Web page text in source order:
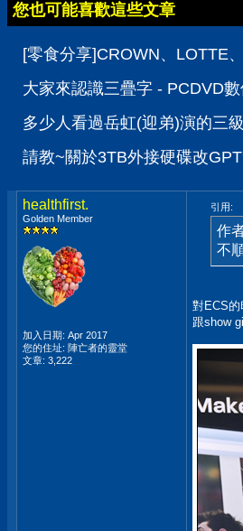
您也可能喜歡這些文章
[零食分享]CROWN、LOTTE
大家來認識三疊字 - PCDVD
多少人看過岳虹(迎弟)演的三
請教~關於3TB外接硬碟改
healthfirst.
Golden Member
加入日期: Apr 2017
您的住址: 陣亡者的靈堂
文章: 3,222
引用:
作
不
對ECS
跟show